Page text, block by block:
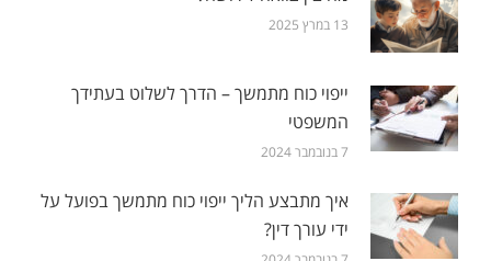
13 במרץ 2025
ייפוי כוח מתמשך – הדרך לשלוט בעתידך
המשפטי
7 בנובמבר 2024
איך מתבצע הליך ייפוי כוח מתמשך בפועל על
ידי עורך דין?